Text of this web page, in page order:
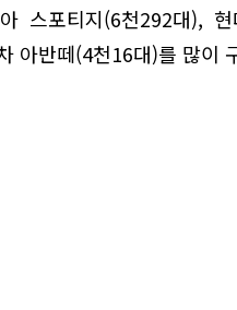
스포티지(6천292대), 현
아반떼(4천16대)를 많이